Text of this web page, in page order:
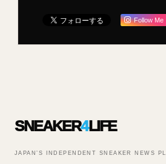
Follow Me
SNEAKER4LIFE
JAPAN’S INDEPENDENT SNEAKER NEWS